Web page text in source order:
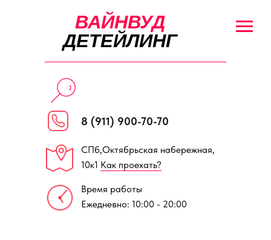
СПб,Октябрьская набережная,
10к1 Как проехать?
Время работы
Ежедневно: 10:00 - 20:00
8 (911) 900-70-70
ВАЙНВУД
ДЕТЕЙЛИНГ